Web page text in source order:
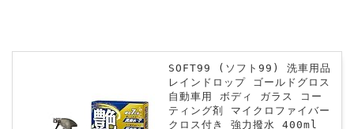
SOFT99 (ソフト99) 洗車用品
レインドロップ ゴールドグロス
自動車用 ボディ ガラス コー
ティング剤 マイクロファイバー
クロス付き 強力撥水 400ml